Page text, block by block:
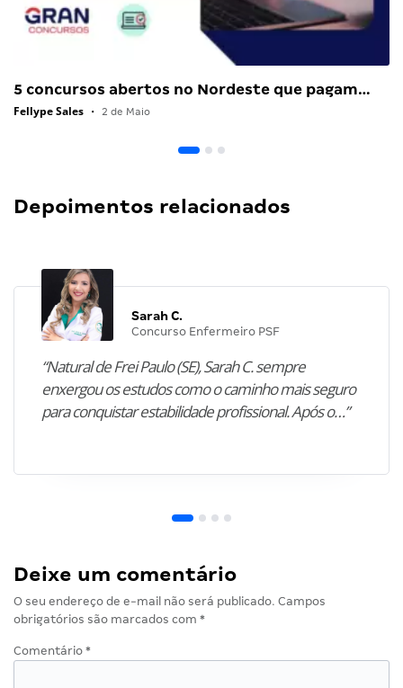
5 concursos abertos no Nordeste que pagam…
Fellype Sales • 2 de Maio
Depoimentos relacionados
Sarah C.
Concurso Enfermeiro PSF
“Natural de Frei Paulo (SE), Sarah C. sempre
enxergou os estudos como o caminho mais seguro
para conquistar estabilidade profissional. Após o…”
Deixe um comentário
O seu endereço de e-mail não será publicado. Campos
obrigatórios são marcados com *
Comentário *